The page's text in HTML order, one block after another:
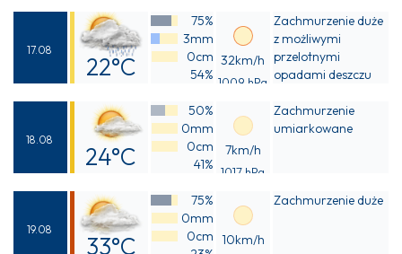
21°C
17.08
22°C
22°C
75%
3mm
0cm
54%
32km/h
1009 hPa
Zachmurzenie duże
z możliwymi
przelotnymi
opadami deszczu
18.08
24°C
24°C
50%
0mm
0cm
41%
7km/h
1017 hPa
Zachmurzenie
umiarkowane
19.08
33°C
75%
0mm
0cm 10km/h
Zachmurzenie duże